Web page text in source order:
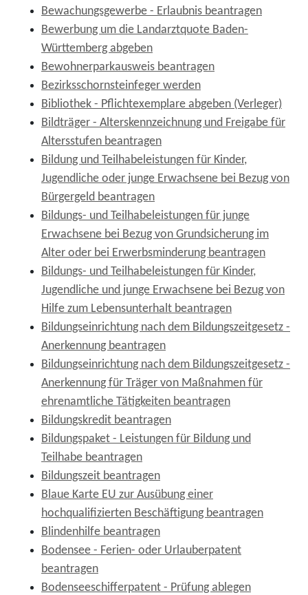
Bewachungsgewerbe - Erlaubnis beantragen
Bewerbung um die Landarztquote Baden-
Württemberg abgeben
Bewohnerparkausweis beantragen
Bezirksschornsteinfeger werden
Bibliothek - Pflichtexemplare abgeben (Verleger)
Bildträger - Alterskennzeichnung und Freigabe für
Altersstufen beantragen
Bildung und Teilhabeleistungen für Kinder,
Jugendliche oder junge Erwachsene bei Bezug von
Bürgergeld beantragen
Bildungs- und Teilhabeleistungen für junge
Erwachsene bei Bezug von Grundsicherung im
Alter oder bei Erwerbsminderung beantragen
Bildungs- und Teilhabeleistungen für Kinder,
Jugendliche und junge Erwachsene bei Bezug von
Hilfe zum Lebensunterhalt beantragen
Bildungseinrichtung nach dem Bildungszeitgesetz -
Anerkennung beantragen
Bildungseinrichtung nach dem Bildungszeitgesetz -
Anerkennung für Träger von Maßnahmen für
ehrenamtliche Tätigkeiten beantragen
Bildungskredit beantragen
Bildungspaket - Leistungen für Bildung und
Teilhabe beantragen
Bildungszeit beantragen
Blaue Karte EU zur Ausübung einer
hochqualifizierten Beschäftigung beantragen
Blindenhilfe beantragen
Bodensee - Ferien- oder Urlauberpatent
beantragen
Bodenseeschifferpatent - Prüfung ablegen